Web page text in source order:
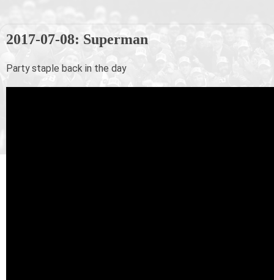
2017-07-08: Superman
Party staple back in the day